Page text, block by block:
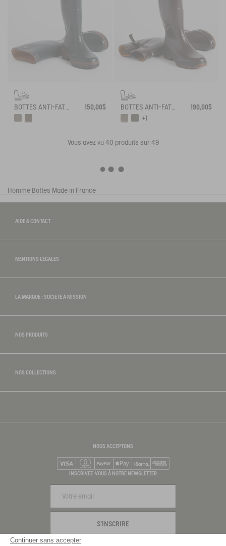
BOTTES ANTI-FATIGUE MADE IN FRANCE 150,00$ BOTTES ANTI-FATIGUE ADAPTÉES À TOUS LES MOLLETS MADE IN FRANCE
190,00$
+1
Vous avez vu 40 produits sur 49
Homme Bottes Made in France
AIDE & CONTACT
MENTIONS LÉGALES
LA MARQUE : SOCIÉTÉ À MISSION
NOS PRODUITS
NOS COLLECTIONS
NOUS ACCEPTONS
Visa Mastercard
PayPalApple PayKlarna
INSCRIVEZ-VOUS À NOTRE NEWSLETTER
S'INSCRIRE
Continuer sans accepter